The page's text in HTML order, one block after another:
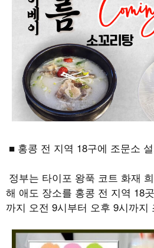
■ 홍콩 전 지역 18구에 조문소
정부는 타이포 왕푹 코트 화재
해 애도 장소를 홍콩 전 지역 18
까지 오전 9시부터 오후 9시까지